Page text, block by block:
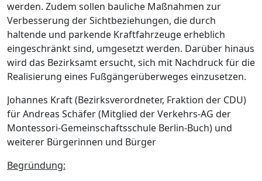
werden. Zudem sollen bauliche Maßnahmen zur
Verbesserung der Sichtbeziehungen, die durch
haltende und parkende Kraftfahrzeuge erheblich
eingeschränkt sind, umgesetzt werden. Darüber hinaus
wird das Bezirksamt ersucht, sich mit Nachdruck für die
Realisierung eines Fußgängerüberweges einzusetzen.
Johannes Kraft (Bezirksverordneter, Fraktion der CDU)
für Andreas Schäfer (Mitglied der Verkehrs-AG der
Montessori-Gemeinschaftsschule Berlin-Buch) und
weiterer Bürgerinnen und Bürger
Begründung: